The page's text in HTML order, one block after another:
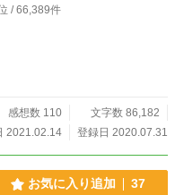
/ 66,389件
感想数 110
文字数 86,182
2021.02.14
登録日 2020.07.31
お気に入り追加 37